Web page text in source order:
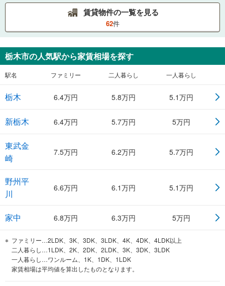
賃貸物件の一覧を見る
62件
栃木市の人気駅から家賃相場を探す
駅名 ファミリー 二人暮らし 一人暮らし
栃木 6.4万円 5.8万円 5.1万円
新栃木 6.4万円 5.7万円 5万円
東武金
崎
7.5万円 6.2万円 5.7万円
野州平
川
6.6万円 6.1万円 5.1万円
家中 6.8万円 6.3万円 5万円
ファミリー…2LDK、3K、3DK、3LDK、4K、4DK、4LDK以上
二人暮らし…1LDK、2K、2DK、2LDK、3K、3DK、3LDK
一人暮らし…ワンルーム、1K、1DK、1LDK
家賃相場は平均値を算出したものとなります。